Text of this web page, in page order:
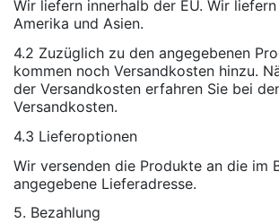
Wir liefern innerhalb der EU. Wir
Amerika und Asien.
4.2 Zuzüglich zu den angegebenen
kommen noch Versandkosten hinzu.
der Versandkosten erfahren Sie bei
Versandkosten.
4.3 Lieferoptionen
Wir versenden die Produkte an die im
angegebene Lieferadresse.
5. Bezahlung